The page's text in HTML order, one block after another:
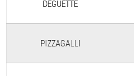
DEGUETTE
PIZZAGALLI